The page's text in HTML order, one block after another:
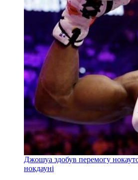
Джошуа здобув перемогу
нокдауні